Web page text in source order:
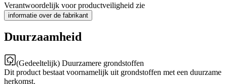
Verantwoordelijk voor productveiligheid zie
informatie over de fabrikant
Duurzaamheid
(Gedeeltelijk) Duurzamere grondstoffen
Dit product bestaat voornamelijk uit grondstoffen met een duurzame
herkomst.